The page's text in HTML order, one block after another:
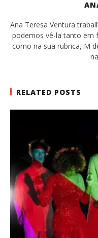
Ana Teresa Ventura
podemos vê-la tanto em
como na sua rubrica, M
RELATED POSTS